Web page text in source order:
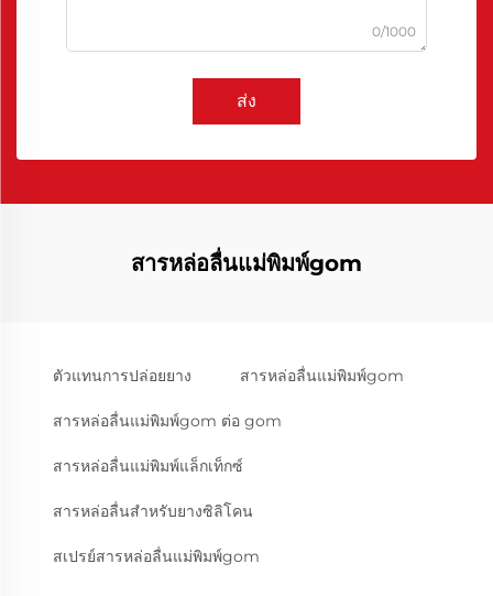
0/1000
ส่ง
สารหล่อลื่นแม่พิมพ์gom
ตัวแทนการปล่อยยาง สารหล่อลื่นแม่พิมพ์gom
สารหล่อลื่นแม่พิมพ์gom ต่อ gom
สารหล่อลื่นแม่พิมพ์แล็กเท็กซ์
สารหล่อลื่นสำหรับยางซิลิโคน
สเปรย์สารหล่อลื่นแม่พิมพ์gom